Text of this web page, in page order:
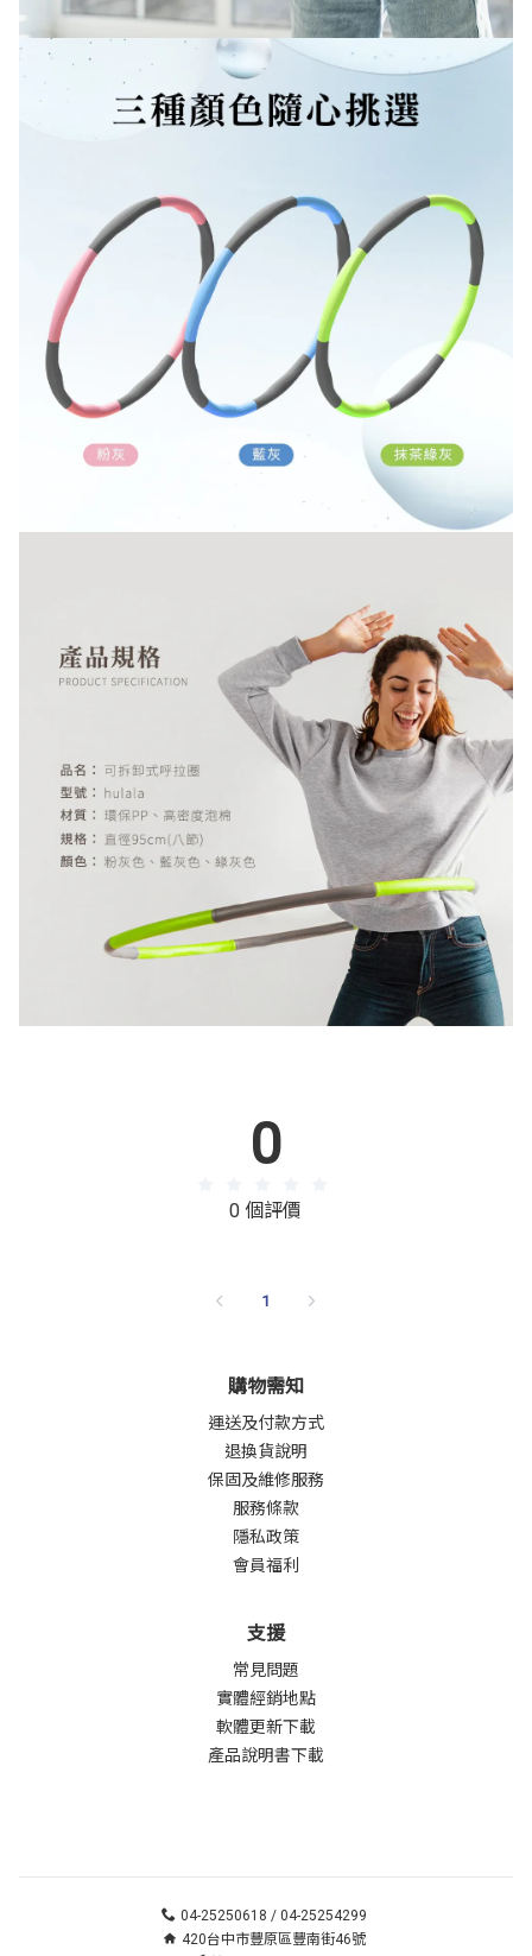
0
0 個評價
1
購物需知
運送及付款方式
退換貨說明
保固及維修服務
服務條款
隱私政策
會員福利
支援
常見問題
實體經銷地點
軟體更新下載
產品說明書下載
04-25250618 / 04-25254299
420台中市豐原區豐南街46號